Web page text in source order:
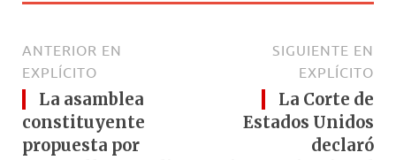
ANTERIOR EN
EXPLÍCITO
La asamblea
constituyente
propuesta por
SIGUIENTE EN
EXPLÍCITO
La Corte de
Estados Unidos
declaró